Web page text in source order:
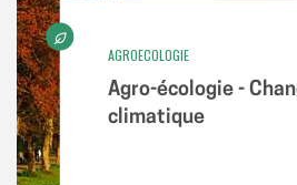
AGROECOLOGIE
Agro-écologie -
climatique